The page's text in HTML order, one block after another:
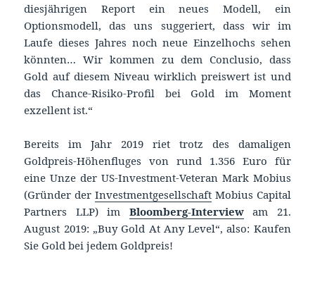
diesjährigen Report ein neues Modell, ein
Optionsmodell, das uns suggeriert, dass wir im
Laufe dieses Jahres noch neue Einzelhochs sehen
könnten… Wir kommen zu dem Conclusio, dass
Gold auf diesem Niveau wirklich preiswert ist und
das Chance-Risiko-Profil bei Gold im Moment
exzellent ist.“
Bereits im Jahr 2019 riet trotz des damaligen
Goldpreis-Höhenfluges von rund 1.356 Euro für
eine Unze der US-Investment-Veteran Mark Mobius
(Gründer der Investmentgesellschaft Mobius Capital
Partners LLP) im Bloomberg-Interviewam 21.
August 2019: „Buy Gold At Any Level“, also: Kaufen
Sie Gold bei jedem Goldpreis!